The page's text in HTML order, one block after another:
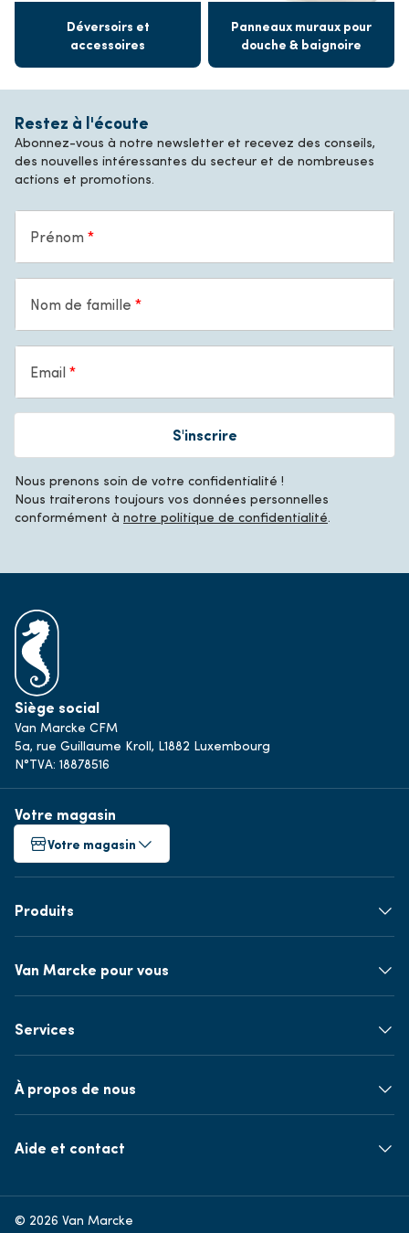
Déversoirs et
accessoires
Panneaux muraux pour
douche & baignoire
Restez à l'écoute
Abonnez-vous à notre newsletter et recevez des conseils,
des nouvelles intéressantes du secteur et de nombreuses
actions et promotions.
Prénom
Nom de famille
Email
S'inscrire
Nous prenons soin de votre confidentialité !
Nous traiterons toujours vos données personnelles
conformément à notre politique de confidentialité.
Siège social
Van Marcke CFM
5a, rue Guillaume Kroll, L1882 Luxembourg
N°TVA: 18878516
Votre magasin
Votre magasin
Produits
Van Marcke pour vous
Services
À propos de nous
Aide et contact
© 2026 Van Marcke